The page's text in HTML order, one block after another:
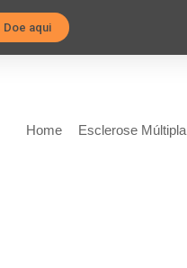
Doe aqui
Home Esclerose Múltipla